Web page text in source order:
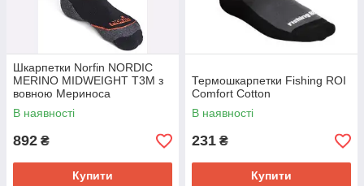
Шкарпетки Norfin NORDIC
MERINO MIDWEIGHT T3M з
вовною Мериноса
В наявності
892 ₴
Купити
Термошкарпетки Fishing ROI
Comfort Cotton
В наявності
231 ₴
Купити